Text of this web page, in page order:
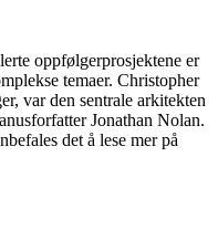
oppfølgerprosjektene er
temaer. Christopher
var den sentrale arkitekten
Jonathan Nolan.
det å lese mer på